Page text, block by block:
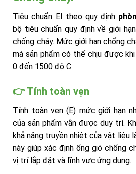
Tiêu chuẩn EI theo quy định
bộ tiêu chuẩn quy định về giới
chống cháy. Mức giới hạn chống
mà sản phẩm có thể chịu được
0 đến 1500 độ C.
👉 Tính toàn vẹn
Tính toàn vẹn (E) mức giới hạn
của sản phẩm vẫn được duy trì.
khả năng truyền nhiệt của vật liệu
này giúp xác định ống gió chống
vị trí lắp đặt và lĩnh vực ứng dụng.